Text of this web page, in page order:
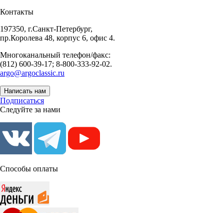
Контакты
197350, г.Санкт-Петербург,
пр.Королева 48, корпус 6, офис 4.
Многоканальный телефон/факс:
(812) 600-39-17; 8-800-333-92-02.
argo@argoclassic.ru
Написать нам
Подписаться
Следуйте за нами
Способы оплаты